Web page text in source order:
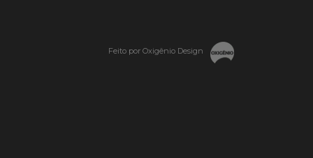
Feito por Oxigênio Design